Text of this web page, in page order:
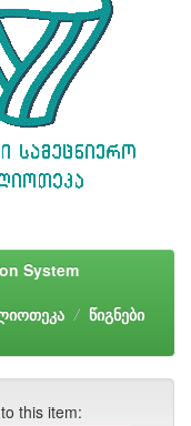
System
წიგნები
this item: